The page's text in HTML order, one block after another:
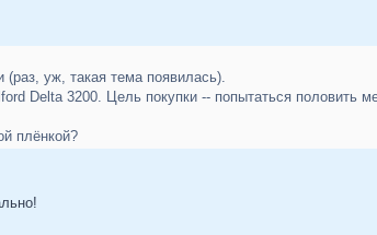
(раз, уж, такая тема появилась).
Delta 3200. Цель покупки -- попытаться половить
плёнкой?